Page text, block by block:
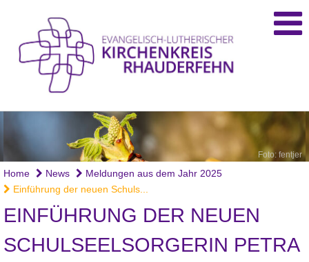
Foto: fentjer
Home News
Meldungen aus dem Jahr 2025
Einführung der neuen Schuls...
EINFÜHRUNG DER NEUEN
SCHULSEELSORGERIN PETRA